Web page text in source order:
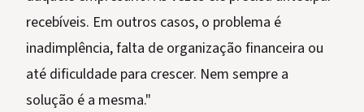
recebíveis. Em outros casos, o problema é
inadimplência, falta de organização financeira ou
até dificuldade para crescer. Nem sempre a
solução é a mesma."